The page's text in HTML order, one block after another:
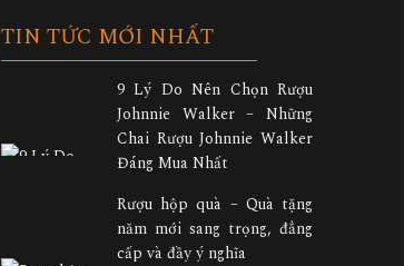
TIN TỨC MỚI NHẤT
9 Lý Do Nên Chọn Rượu
Johnnie Walker – Những
Chai Rượu Johnnie Walker
Đáng Mua Nhất
Rượu hộp quà – Quà tặng
năm mới sang trọng, đẳng
cấp và đầy ý nghĩa